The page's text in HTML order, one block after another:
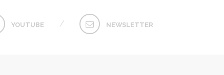
YOUTUBE NEWSLETTER